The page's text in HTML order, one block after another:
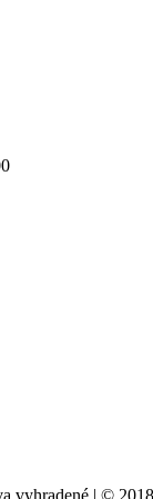
vyhradené | ©